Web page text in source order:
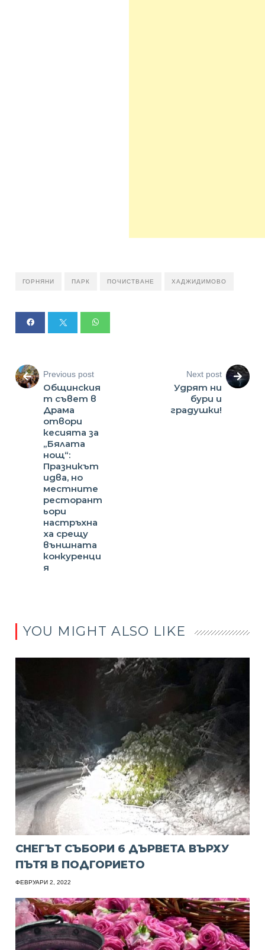
ГОРНЯНИ ПАРК ПОЧИСТВАНЕ ХАДЖИДИМОВО
Previous post
Общинския
т съвет в
Драма
отвори
кесията за
„Бялата
нощ“:
Празникът
идва, но
местните
ресторант
ьори
настръхна
ха срещу
външната
конкуренци
я
Next post
Удрят ни
бури и
градушки!
YOU MIGHT ALSO LIKE
СНЕГЪТ СЪБОРИ 6 ДЪРВЕТА ВЪРХУ
ПЪТЯ В ПОДГОРИЕТО
ФЕВРУАРИ 2, 2022